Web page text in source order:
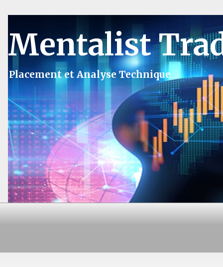
Mentalist
Placement et Analyse Technique